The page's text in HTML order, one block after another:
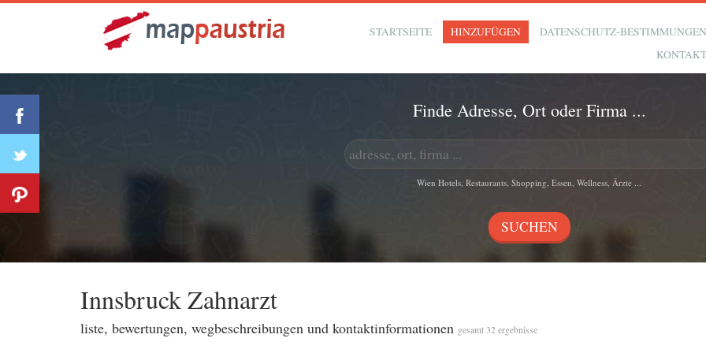
STARTSEITE HINZUFÜGEN
DATENSCHUTZ-
Finde Adresse, Ort oder Firma ...
Wien Hotels, Restaurants, Shopping, Essen, Wellness, Ärzte ...
Innsbruck Zahnarzt
liste, bewertungen, wegbeschreibungen und kontaktinformationen gesamt 32 ergebnisse